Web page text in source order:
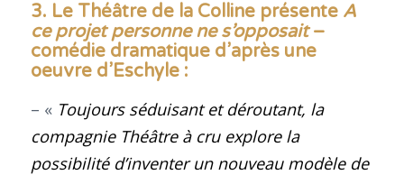
3. Le Théâtre de la Colline présente A
ce projet personne ne s’opposait–
comédie dramatique d’après une
oeuvre d’Eschyle :
– « Toujours séduisant et déroutant, la
compagnie Théâtre à cru explore la
possibilité d’inventer un nouveau modèle de